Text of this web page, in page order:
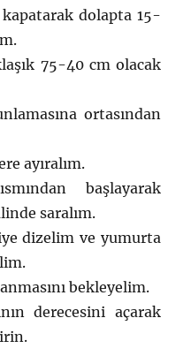
dolapta 15-
75-40 cm olacak
ortasından
ayıralım.
başlayarak
saralım.
dizelim ve yumurta
bekleyelim.
derecesini açarak